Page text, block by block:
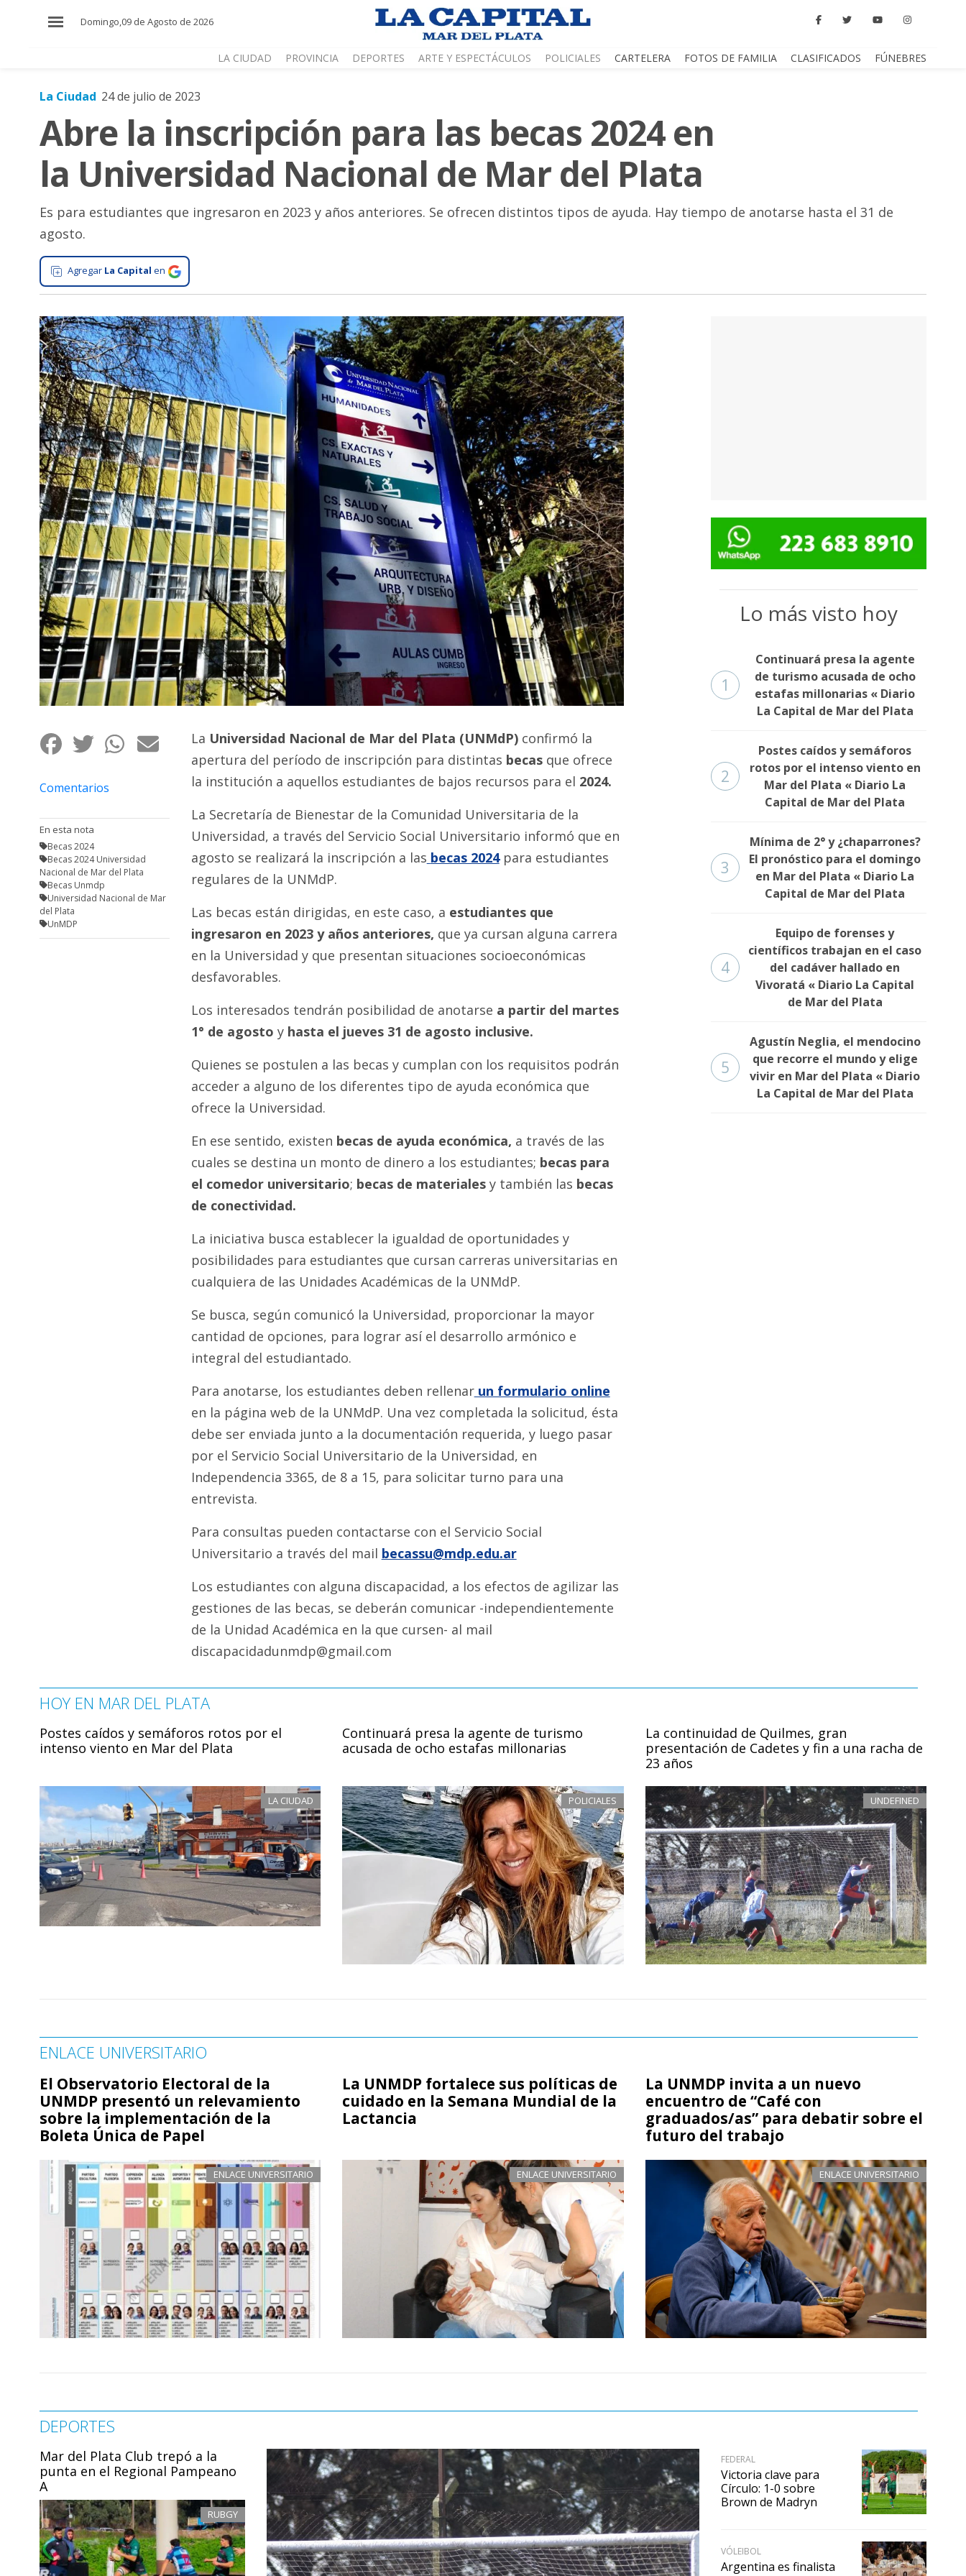
Domingo,09 de Agosto de 2026
LA CIUDAD PROVINCIA DEPORTES ARTE Y ESPECTÁCULOS POLICIALES CARTELERA FOTOS DE FAMILIA CLASIFICADOS FÚNEBRES
Mundo
Zona
Cultura
Tecnología
Gastronomía
Salud
Interés
General
Ciudad
Deportes
Arte
Espectáculos
Policiales
Cartelera
Fotos
Familia
Clasificados
Fúnebres
La Ciudad 24 de julio de 2023
Abre la inscripción para las becas 2024 en
la Universidad Nacional de Mar del Plata
Es para estudiantes que ingresaron en 2023 y años anteriores. Se ofrecen distintos tipos de ayuda. Hay tiempo de anotarse hasta el 31 de
agosto.
Agregar La Capital en
Comentarios
En esta nota
Becas 2024
Becas 2024 Universidad
Nacional de Mar del Plata
Becas Unmdp
Universidad Nacional de Mar
del Plata
UnMDP
La Universidad Nacional de Mar del Plata (UNMdP)confirmó la
apertura del período de inscripción para distintas becasque ofrece
la institución a aquellos estudiantes de bajos recursos para el 2024.
La Secretaría de Bienestar de la Comunidad Universitaria de la
Universidad, a través del Servicio Social Universitario informó que en
agosto se realizará la inscripción a las becas 2024para estudiantes
regulares de la UNMdP.
Las becas están dirigidas, en este caso, a estudiantes que
ingresaron en 2023 y años anteriores, que ya cursan alguna carrera
en la Universidad y que presentan situaciones socioeconómicas
desfavorables.
Los interesados tendrán posibilidad de anotarse a partir del martes
1° de agosto yhasta el jueves 31 de agosto inclusive.
Quienes se postulen a las becas y cumplan con los requisitos podrán
acceder a alguno de los diferentes tipo de ayuda económica que
ofrece la Universidad.
En ese sentido, existen becas de ayuda económica, a través de las
cuales se destina un monto de dinero a los estudiantes; becas para
el comedor universitario; becas de materiales y también las becas
de conectividad.
La iniciativa busca establecer la igualdad de oportunidades y
posibilidades para estudiantes que cursan carreras universitarias en
cualquiera de las Unidades Académicas de la UNMdP.
Se busca, según comunicó la Universidad, proporcionar la mayor
cantidad de opciones, para lograr así el desarrollo armónico e
integral del estudiantado.
Para anotarse, los estudiantes deben rellenarun formulario online
en la página web de la UNMdP. Una vez completada la solicitud, ésta
debe ser enviada junto a la documentación requerida, y luego pasar
por el Servicio Social Universitario de la Universidad, en
Independencia 3365, de 8 a 15, para solicitar turno para una
entrevista.
Para consultas pueden contactarse con el Servicio Social
Universitario a través del mail becassu@mdp.edu.ar
Los estudiantes con alguna discapacidad, a los efectos de agilizar las
gestiones de las becas, se deberán comunicar -independientemente
de la Unidad Académica en la que cursen- al mail
discapacidadunmdp@gmail.com
Lo más visto hoy
1
Continuará presa la agente
de turismo acusada de ocho
estafas millonarias « Diario
La Capital de Mar del Plata
2
Postes caídos y semáforos
rotos por el intenso viento en
Mar del Plata « Diario La
Capital de Mar del Plata
3
Mínima de 2° y ¿chaparrones?
El pronóstico para el domingo
en Mar del Plata « Diario La
Capital de Mar del Plata
4
Equipo de forenses y
científicos trabajan en el caso
del cadáver hallado en
Vivoratá « Diario La Capital
de Mar del Plata
5
Agustín Neglia, el mendocino
que recorre el mundo y elige
vivir en Mar del Plata « Diario
La Capital de Mar del Plata
HOY EN MAR DEL PLATA
Postes caídos y semáforos rotos por el
intenso viento en Mar del Plata
LA CIUDAD
Continuará presa la agente de turismo
acusada de ocho estafas millonarias
POLICIALES
La continuidad de Quilmes, gran
presentación de Cadetes y fin a una racha de
23 años
UNDEFINED
ENLACE UNIVERSITARIO
El Observatorio Electoral de la
UNMDP presentó un relevamiento
sobre la implementación de la
Boleta Única de Papel
ENLACE UNIVERSITARIO
La UNMDP fortalece sus políticas de
cuidado en la Semana Mundial de la
Lactancia
ENLACE UNIVERSITARIO
La UNMDP invita a un nuevo
encuentro de “Café con
graduados/as” para debatir sobre el
futuro del trabajo
ENLACE UNIVERSITARIO
DEPORTES
Mar del Plata Club trepó a la
punta en el Regional Pampeano
A
RUBGY
FEDERAL
Victoria clave para
Círculo: 1-0 sobre
Brown de Madryn
VÓLEIBOL
Argentina es finalista